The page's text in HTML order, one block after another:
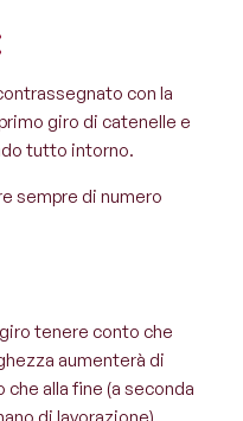
con la
giro di catenelle e
tutto intorno.
sempre di numero
tenere conto che
aumenterà di
alla fine (a seconda